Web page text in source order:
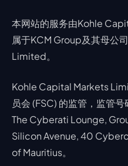
本网站的服务由Kohle
属于KCM Group及其母公
Limited。
Kohle Capital Markets
员会 (FSC) 的监管，监管
The Cyberati Lounge,
Silicon Avenue, 40
of Mauritius。